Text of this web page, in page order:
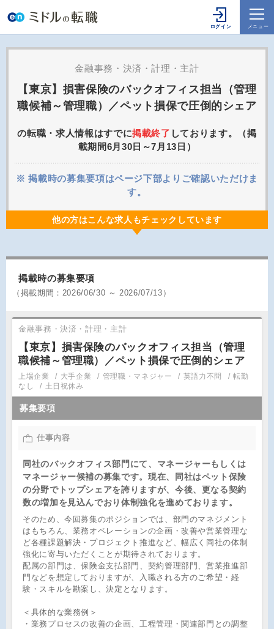
金融事務・決済・計理・主計
【東京】損害保険のバックオフィス担当（管理
職候補～管理職）／ペット損保で圧倒的シェア
の転職・求人情報はすでに掲載終了 しております。（掲
載期間6月30日～7月13日）
※ 掲載時の募集要項はページ下部よりご確認いただけま
す。
他の方はこんな求人もチェックしています
掲載時の募集要項
（ 掲載期間： 2026/06/30 ～ 2026/07/13）
金融事務・決済・計理・主計
【東京】損害保険のバックオフィス担当（管理
職候補～管理職）／ペット損保で圧倒的シェア
上場企業 大手企業 管理職・マネジャー 英語力不問
転勤
なし
土日祝休み
募集要項
仕事内容
同社のバックオフィス部門にて、マネージャーもしくは
マネージャー候補の募集です。現在、同社はペット保険
の分野でトップシェアを誇りますが、今後、更なる契約
数の増加を見込んでおり体制強化を進めております。
そのため、今回募集のポジションでは、部門のマネジメント
はもちろん、業務オペレーションの企画・改善や営業管理な
ど各種課題解決・プロジェクト推進など、幅広く同社の体制
強化に寄与いただくことが期待されております。
配属の部門は、保険金支払部門、契約管理部門、営業推進部
門などを想定しておりますが、入職される方のご希望・経
験・スキルを勘案し、決定となります。
＜具体的な業務例＞
・業務プロセスの改善の企画、工程管理・関連部門との調整